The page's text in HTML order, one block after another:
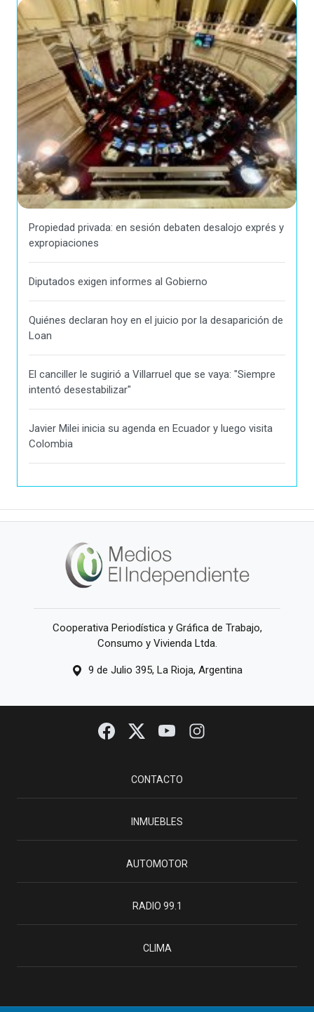
Propiedad privada: en sesión debaten desalojo exprés y
expropiaciones
Diputados exigen informes al Gobierno
Quiénes declaran hoy en el juicio por la desaparición de
Loan
El canciller le sugirió a Villarruel que se vaya: "Siempre
intentó desestabilizar"
Javier Milei inicia su agenda en Ecuador y luego visita
Colombia
Cooperativa Periodística y Gráfica de Trabajo,
Consumo y Vivienda Ltda.
9 de Julio 395, La Rioja, Argentina
CONTACTO
INMUEBLES
AUTOMOTOR
RADIO 99.1
CLIMA